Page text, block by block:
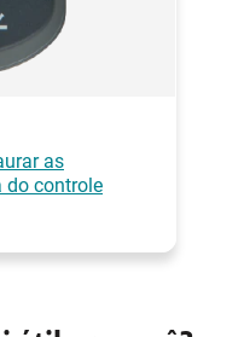
as
do controle